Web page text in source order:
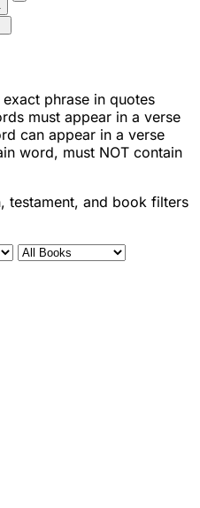
exact phrase in quotes
must appear in a verse
can appear in a verse
word, must NOT contain
testament, and book filters